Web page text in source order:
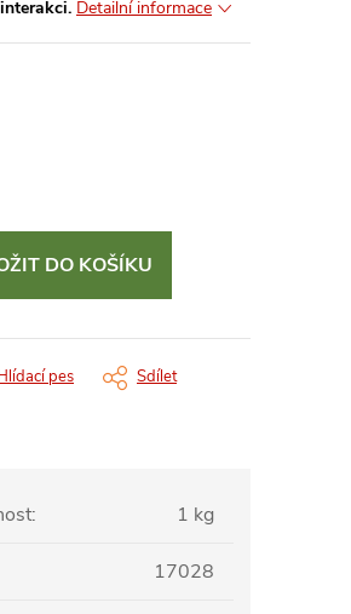
Detailní informace
DO KOŠÍKU
pes Sdílet
: 1 kg
17028